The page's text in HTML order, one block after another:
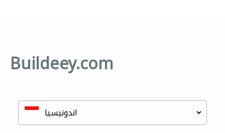
Buildeey.com